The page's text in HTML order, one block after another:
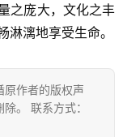
之庞大，文化之丰
漓地享受生命。
原作者的版权声
。 联系方式：